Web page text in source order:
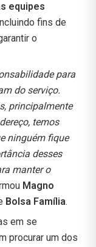
equipes
fins de
o
para
do serviço.
principalmente
temos
ninguém fique
desses
manter o
Magno
Bolsa Família.
em se
procurar um dos